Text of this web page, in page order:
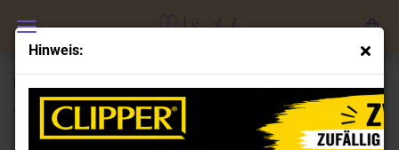
Hinweis:
FIRE-FLOW Icy Pearl Grinder 420 Love
(Art.Nr.:GR100051)